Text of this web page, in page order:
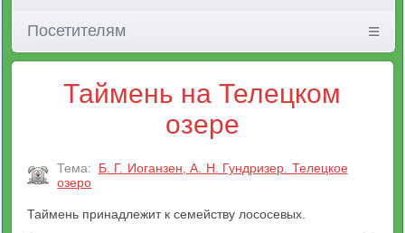
Посетителям
Таймень на Телецком
озере
Тема:
Б. Г. Иоганзен, А. Н. Гундризер. Телецкое
озеро
Таймень принадлежит к семейству лососевых.